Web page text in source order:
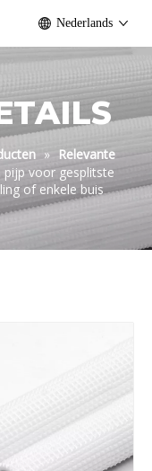
Nederlands
» Relevante
pijp voor gesplitste
of enkele buis